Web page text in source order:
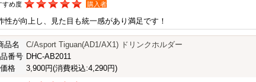
すめ度 購入者
性が向上し、見た目も統一感があり満足です！
品名
C/Asport Tiguan(AD1/AX1) ドリンクホルダー
番号 DHC-AB2011
価格
3,900円(消費税込:4,290円)